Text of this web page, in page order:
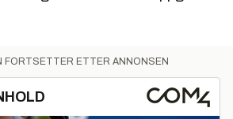
FORTSETTER ETTER ANNONSEN